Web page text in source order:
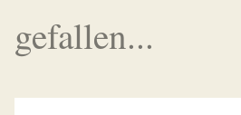
gefallen...